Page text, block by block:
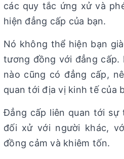
các quy tắc ứng xử và
hiện đẳng cấp của bạn.
Nó không thể hiện bạn
tương đồng với đẳng cấp.
nào cũng có đẳng cấp,
quan tới địa vị kinh tế của
Đẳng cấp liên quan tới sự
đối xử với người khác,
đồng cảm và khiêm tốn.